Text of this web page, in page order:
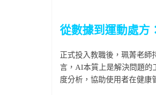
從數據到運動處方
正式投入教職後，珮菁老
言，AI本質上是解決問題的
度分析，協助使用者在健康